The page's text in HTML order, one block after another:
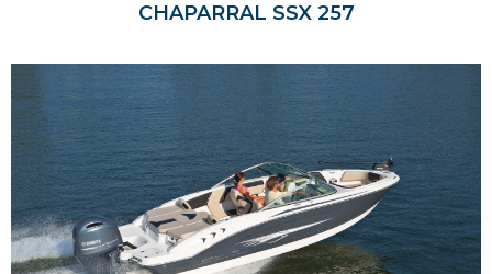
CHAPARRAL SSX 257